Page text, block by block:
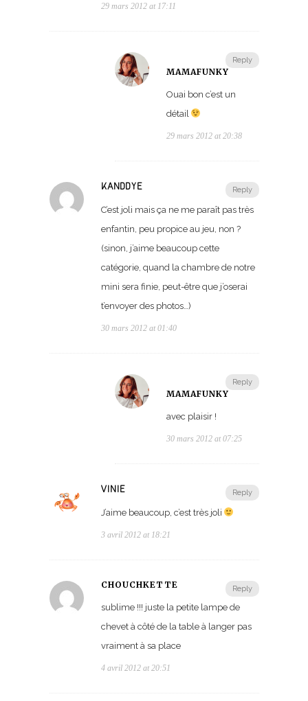
29 mars 2012 at 17:11
Reply
MAMAFUNKY
Ouai bon c’est un
détail
29 mars 2012 at 20:38
Reply
KANDDYE
C’est joli mais ça ne me paraît pas très
enfantin, peu propice au jeu, non ?
(sinon, j’aime beaucoup cette
catégorie, quand la chambre de notre
mini sera finie, peut-être que j’oserai
t’envoyer des photos…)
30 mars 2012 at 01:40
Reply
MAMAFUNKY
avec plaisir !
30 mars 2012 at 07:25
Reply
VINIE
J’aime beaucoup, c’est très joli
3 avril 2012 at 18:21
Reply
CHOUCHKETTE
sublime !!! juste la petite lampe de
chevet à côté de la table à langer pas
vraiment à sa place
4 avril 2012 at 20:51